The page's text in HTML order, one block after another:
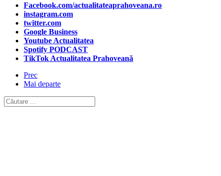
Facebook.com/actualitateaprahoveana.ro
instagram.com
twitter.com
Google Business
Youtube Actualitatea
Spotify PODCAST
TikTok Actualitatea Prahoveană
Prec
Mai departe